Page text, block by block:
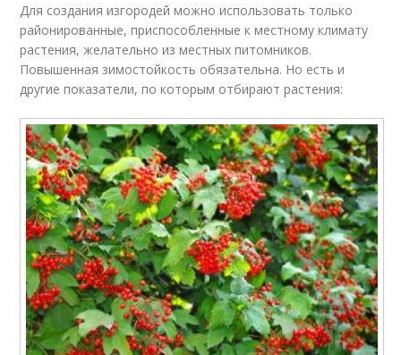
Для создания изгородей можно использовать только
районированные, приспособленные к местному климату
растения, желательно из местных питомников.
Повышенная зимостойкость обязательна. Но есть и
другие показатели, по которым отбирают растения: